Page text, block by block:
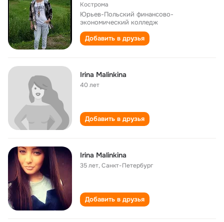
Кострома
Юрьев-Польский финансово-
экономический колледж
Добавить в друзья
Irina Malinkina
40 лет
Добавить в друзья
Irina Malinkina
35 лет,Санкт-Петербург
Добавить в друзья